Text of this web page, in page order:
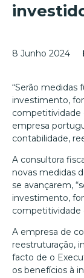
8 Junho 2024
“Serão medidas
investimento,
competitividade
empresa
contabilidade,
A consultora
novas medidas
se avançarem,
investimento,
competitividade
A empresa de
reestruturação,
facto de o
os benefícios à